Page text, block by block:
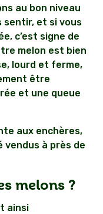
au bon niveau
sentir, et si vous
c’est signe de
melon est bien
lourd et ferme,
être
et une queue
aux enchères,
vendus à près de
melons ?
ainsi